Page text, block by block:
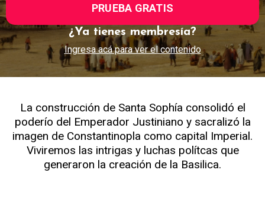
PRUEBA GRATIS
¿Ya tienes membresía?
Ingresa acá para ver el contenido
La construcción de Santa Sophía consolidó el
poderío del Emperador Justiniano y sacralizó la
imagen de Constantinopla como capital Imperial.
Viviremos las intrigas y luchas polítcas que
generaron la creación de la Basilica.